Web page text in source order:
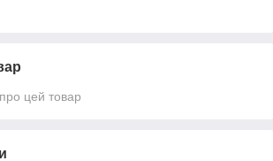
цей товар